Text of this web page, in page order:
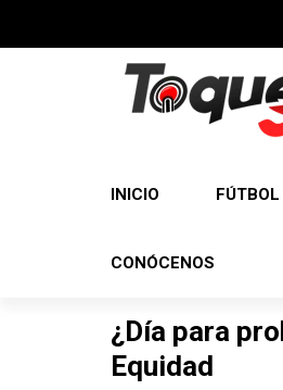
INICIO
CONÓCENOS
¿Día para
Equidad